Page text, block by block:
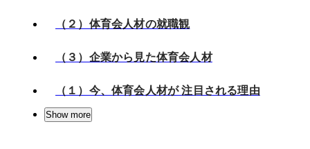
（２）体育会人材の就職観
（３）企業から見た体育会人材
（１）今、体育会人材が 注目される理由
Show more